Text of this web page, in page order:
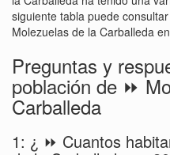
siguiente tabla puede
Molezuelas de la Carballeda
Preguntas y
población de ⏩
Carballeda
1: ¿ ⏩ Cuantos